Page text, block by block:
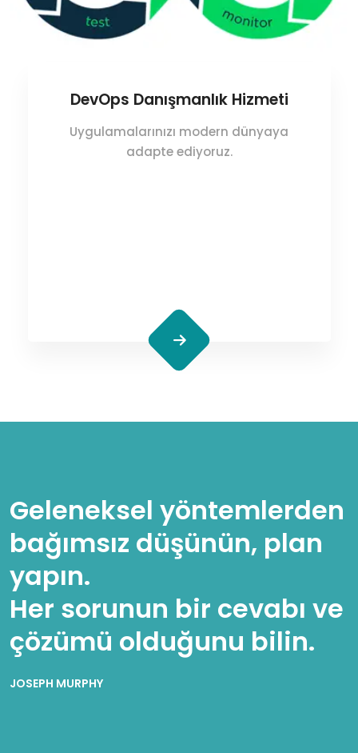
DevOps Danışmanlık Hizmeti
Uygulamalarınızı modern dünyaya
adapte ediyoruz.
Geleneksel yöntemlerden
bağımsız düşünün, plan
yapın.
Her sorunun bir cevabı ve
çözümü olduğunu bilin.
JOSEPH MURPHY